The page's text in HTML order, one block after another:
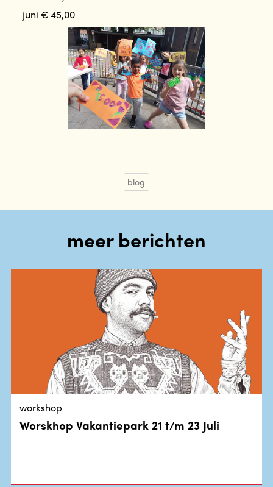
juni € 45,00
blog
meer berichten
workshop
Worskhop Vakantiepark 21 t/m 23 Juli